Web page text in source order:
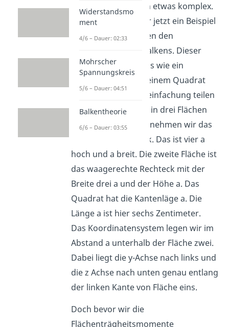
Das klingt alles noch etwas komplex.
Deshalb rechnen wir jetzt ein Beispiel
durch. Wir betrachten den
Querschnitt eines Balkens. Dieser
Querschnitt sieht aus wie ein
umgedrehtes L mit einem Quadrat
oben drauf. Zur Vereinfachung teilen
wir den Querschnitt in drei Flächen
auf. Als erste Fläche nehmen wir das
senkrechte Rechteck. Das ist vier a
hoch und a breit. Die zweite Fläche ist
das waagerechte Rechteck mit der
Breite drei a und der Höhe a. Das
Quadrat hat die Kantenläge a. Die
Länge a ist hier sechs Zentimeter.
Das Koordinatensystem legen wir im
Abstand a unterhalb der Fläche zwei.
Dabei liegt die y-Achse nach links und
die z Achse nach unten genau entlang
der linken Kante von Fläche eins.
Doch bevor wir die
Flächenträgheitsmomente
Widerstandsmo
ment
4/6 – Dauer: 02:33
Mohrscher
Spannungskreis
5/6 – Dauer: 04:51
Balkentheorie
6/6 – Dauer: 03:55